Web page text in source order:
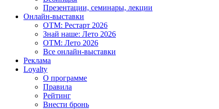
Презентации, семинары, лекции
Онлайн-выставки
OTM: Рестарт 2026
Знай наше: Лето 2026
OTM: Лето 2026
Все онлайн-выставки
Реклама
Loyalty
О программе
Правила
Рейтинг
Внести бронь